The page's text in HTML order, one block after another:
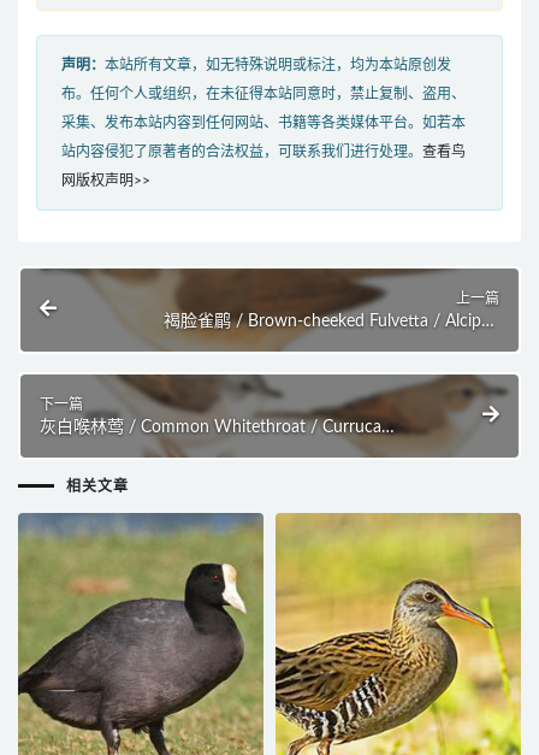
声明： 本站所有文章，如无特殊说明或标注，均为本站原创发
布。任何个人或组织，在未征得本站同意时，禁止复制、盗用、
采集、发布本站内容到任何网站、书籍等各类媒体平台。如若本
站内容侵犯了原著者的合法权益，可联系我们进行处理。 查看鸟
网版权声明>>
上一篇
褐脸雀鹛 / Brown-cheeked Fulvetta / Alcippe
下一篇
灰白喉林莺 / Common Whitethroat / Curruca
相关文章